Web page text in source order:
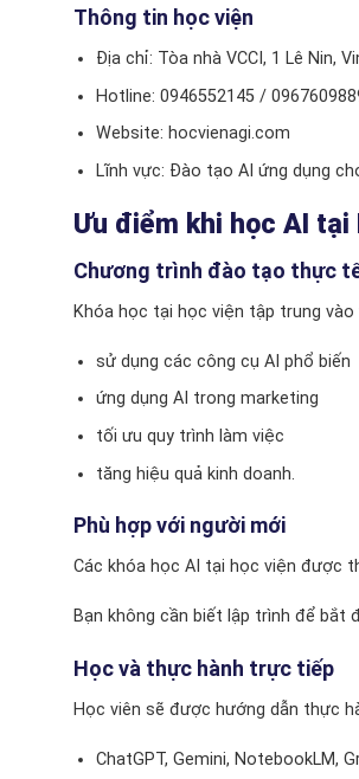
Thông tin học viện
Địa chỉ: Tòa nhà VCCI, 1 Lê Nin,
Hotline: 0946552145 /
Website: hocvienagi.com
Lĩnh vực: Đào tạo AI ứng dụng
Ưu điểm khi học AI tại
Chương trình đào tạo thực
Khóa học tại học viện tập trung vào
sử dụng các công cụ AI phổ biến
ứng dụng AI trong marketing
tối ưu quy trình làm việc
tăng hiệu quả kinh doanh.
Phù hợp với người mới
Các khóa học AI tại học viện được
Bạn không cần biết lập trình để bắt
Học và thực hành trực tiếp
Học viên sẽ được hướng dẫn thực
ChatGPT, Gemini, NotebookLM,